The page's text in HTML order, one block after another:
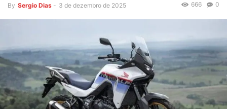
By Sergio Dias - 3 de dezembro de 2025 0
666